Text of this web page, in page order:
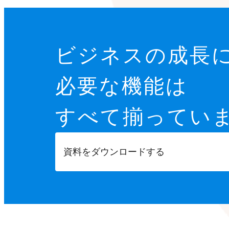
ビジネスの成長
必要な機能は
すべて揃ってい
資料をダウンロードする